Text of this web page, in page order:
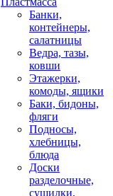
Банки,
контейнеры,
салатницы
Ведра, тазы,
ковши
Этажерки,
комоды, ящики
Баки, бидоны,
фляги
Подносы,
хлебницы,
блюда
Доски
разделочные,
сушилки,